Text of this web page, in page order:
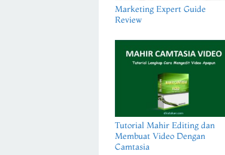
Marketing Expert Guide
Review
Tutorial Mahir Editing dan
Membuat Video Dengan
Camtasia